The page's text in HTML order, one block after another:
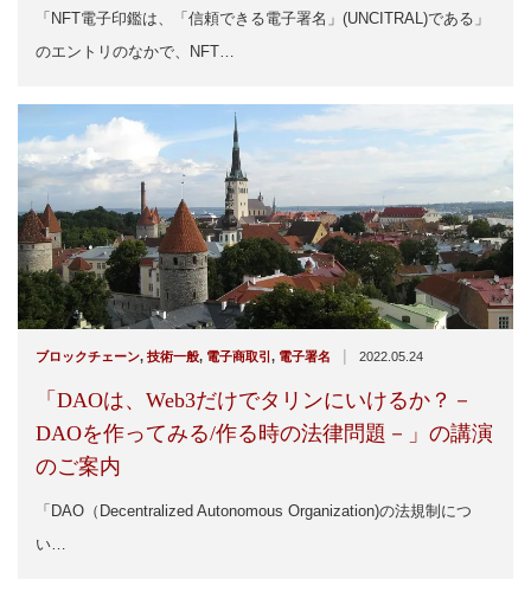
「NFT電子印鑑は、「信頼できる電子署名」(UNCITRAL)である」
のエントリのなかで、NFT…
ブロックチェーン, 技術一般, 電子商取引 , 電子署名 | 2022.05.24
「DAOは、Web3だけでタリンにいけるか？－
DAOを作ってみる/作る時の法律問題－」の講演
のご案内
「DAO（Decentralized Autonomous Organization)の法規制につ
い…